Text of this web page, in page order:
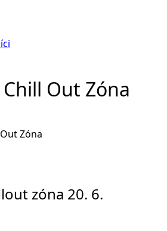
Out Zóna
Zóna
zóna 20. 6.